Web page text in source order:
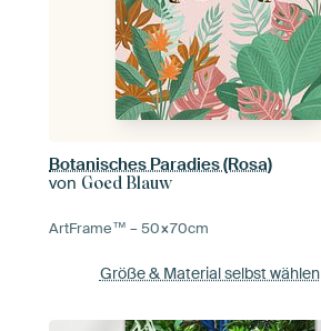
Botanisches Paradies (Rosa)
von Goed Blauw
ArtFrame™ –50×70cm
Größe & Material selbst wählen